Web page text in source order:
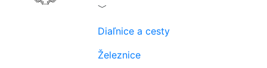
﹀
Diaľnice a cesty
Železnice